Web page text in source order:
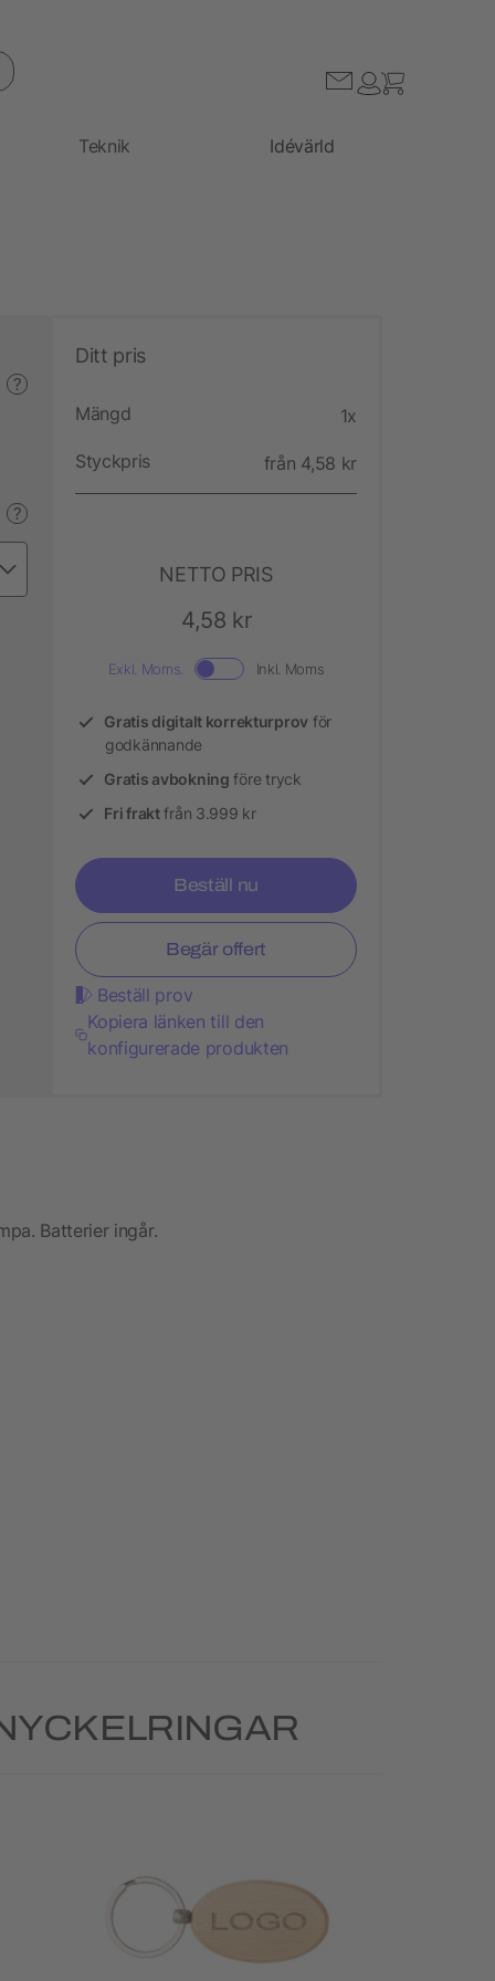
Teknik Idévärld
?
?
Ditt pris
Mängd 1x
Styckpris från 4,58 kr
NETTO PRIS
4,58 kr
Exkl. Moms. Inkl. Moms
Gratis digitalt korrekturprov för
godkännande
Gratis avbokning före tryck
Fri fraktfrån 3.999 kr
Beställ nu
Begär offert
Beställ prov
Kopiera länken till den
konfigurerade produkten
Batterier ingår.